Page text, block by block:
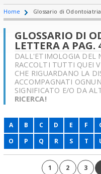
Home Glossario di
GLOSSARIO DI
LETTERA A PAG.
DALL'ETIMOLOGIA DEL
RACCOLTI TUTTI QUEI
CHE RIGUARDANO LA
ACCOMPAGNATI
SIGNIFICATO E/O DA
RICERCA!
A B C D E F
O
P Q R S T
1 2 3